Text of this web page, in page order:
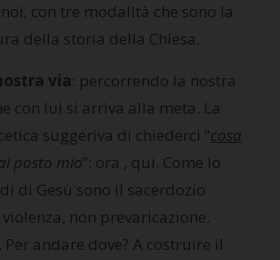
con tre modalità che sono la
della storia della Chiesa.
via: percorrendo la nostra
con lui si arriva alla meta. La
suggeriva di chiederci “cosa
posto mio”: ora , qui. Come lo
di Gesù sono il sacerdozio
non prevaricazione.
andare dove? A costruire il